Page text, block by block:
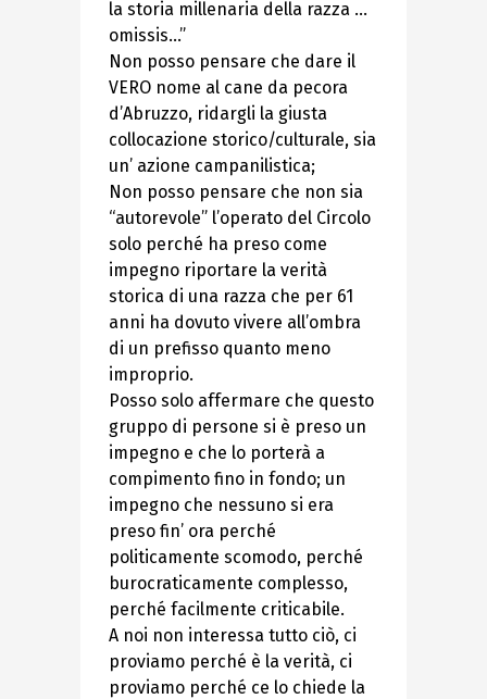
la storia millenaria della razza …
omissis…”
Non posso pensare che dare il
VERO nome al cane da pecora
d’Abruzzo, ridargli la giusta
collocazione storico/culturale, sia
un’ azione campanilistica;
Non posso pensare che non sia
“autorevole” l’operato del Circolo
solo perché ha preso come
impegno riportare la verità
storica di una razza che per 61
anni ha dovuto vivere all’ombra
di un prefisso quanto meno
improprio.
Posso solo affermare che questo
gruppo di persone si è preso un
impegno e che lo porterà a
compimento fino in fondo; un
impegno che nessuno si era
preso fin’ ora perché
politicamente scomodo, perché
burocraticamente complesso,
perché facilmente criticabile.
A noi non interessa tutto ciò, ci
proviamo perché è la verità, ci
proviamo perché ce lo chiede la